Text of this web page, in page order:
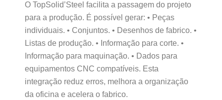
O TopSolid’Steel facilita a passagem do projeto
para a produção. É possível gerar: • Peças
individuais. • Conjuntos. • Desenhos de fabrico. •
Listas de produção. • Informação para corte. •
Informação para maquinação. • Dados para
equipamentos CNC compatíveis. Esta
integração reduz erros, melhora a organização
da oficina e acelera o fabrico.